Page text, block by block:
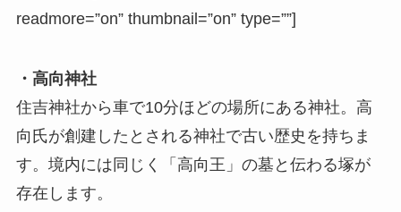
readmore=”on” thumbnail=”on” type=””]
・高向神社
住吉神社から車で10分ほどの場所にある神社。高
向氏が創建したとされる神社で古い歴史を持ちま
す。境内には同じく「高向王」の墓と伝わる塚が
存在します。